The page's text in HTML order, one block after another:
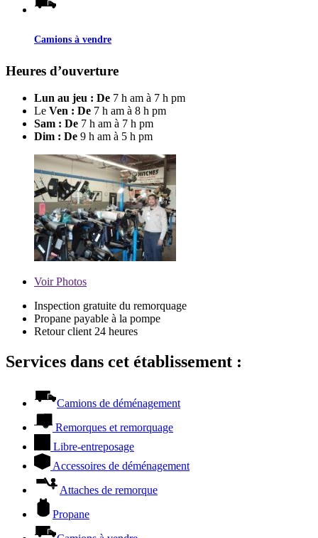
Camions à vendre
Heures d’ouverture
Lun au jeu : De 7 h am à 7 h pm
Le Ven : De 7 h am à 8 h pm
Sam : De 7 h am à 7 h pm
Dim : De 9 h am à 5 h pm
VoirPhotos
Inspection gratuite du remorquage
Propane payable à la pompe
Retour client 24 heures
Services dans cet établissement :
Camions de déménagement
Remorques et remorquage
Libre-entreposage
Accessoires de déménagement
Attaches de remorque
Propane